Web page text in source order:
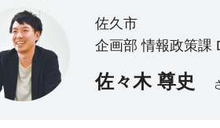
佐久市
企画部 情報政策課
佐々木 尊史